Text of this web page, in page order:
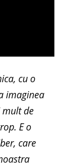
cu o
imaginea
mult de
E o
care